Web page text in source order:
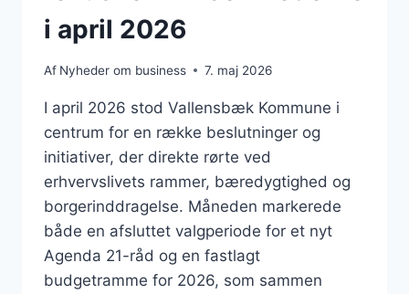
i april 2026
Af Nyheder om business 7. maj 2026
I april 2026 stod Vallensbæk Kommune i
centrum for en række beslutninger og
initiativer, der direkte rørte ved
erhvervslivets rammer, bæredygtighed og
borgerinddragelse. Måneden markerede
både en afsluttet valgperiode for et nyt
Agenda 21-råd og en fastlagt
budgetramme for 2026, som sammen